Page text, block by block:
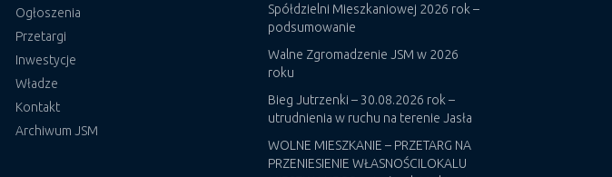
Ogłoszenia
Przetargi
Inwestycje
Władze
Kontakt
Archiwum JSM
Spółdzielni Mieszkaniowej 2026 rok –
podsumowanie
Walne Zgromadzenie JSM w 2026
roku
Bieg Jutrzenki – 30.08.2026 rok –
utrudnienia w ruchu na terenie Jasła
WOLNE MIESZKANIE – PRZETARG NA
PRZENIESIENIE WŁASNOŚCILOKALU